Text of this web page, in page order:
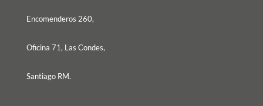
Encomenderos 260,
Oficina 71, Las Condes,
Santiago RM.